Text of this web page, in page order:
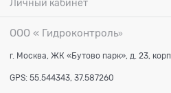
Личный кабинет
ООО « Гидроконтроль»
г. Москва, ЖК «Бутово парк», д. 23,
GPS: 55.544343, 37.587260